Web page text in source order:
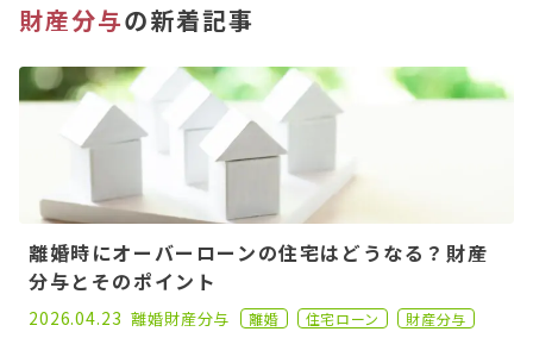
財産分与の新着記事
離婚時にオーバーローンの住宅はどうなる？財産
分与とそのポイント
2021.09.22
2026.04.23 離婚財産分与 離婚 住宅ローン 財産分与